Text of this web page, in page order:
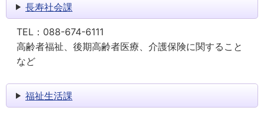
長寿社会課
TEL： 088-674-6111
高齢者福祉、後期高齢者医療、介護保険に関すること
など
福祉生活課